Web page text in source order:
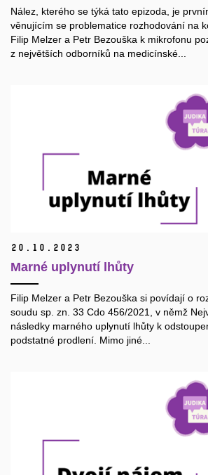
Nález, kterého se týká tato epizoda, je
věnujícím se problematice rozhodování na
Filip Melzer a Petr Bezouška k mikrofonu
z největších odborníků na medicínské...
20. 10. 2023
Marné uplynutí lhůty
Filip Melzer a Petr Bezouška si povídají o
soudu sp. zn. 33 Cdo 456/2021, v němž
následky marného uplynutí lhůty k
podstatné prodlení. Mimo jiné...